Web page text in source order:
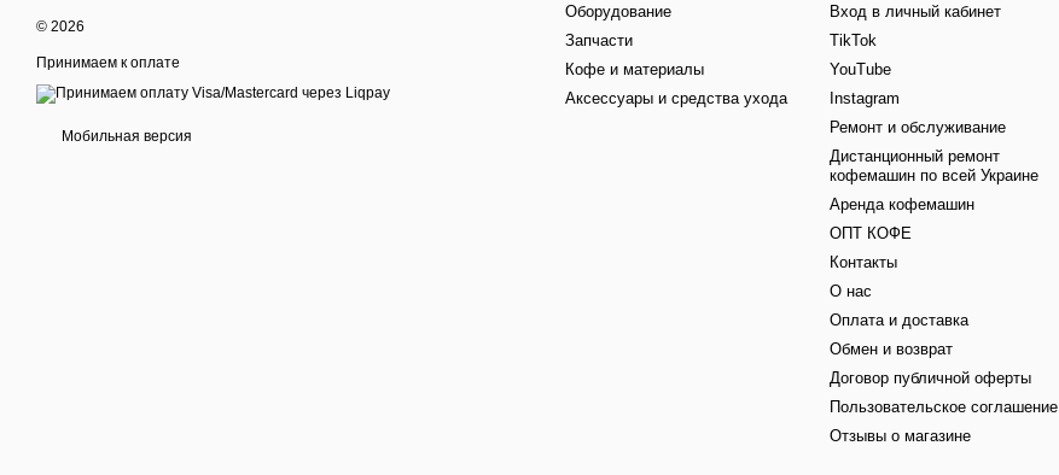
© 2026
Принимаем к оплате
Мобильная версия
Оборудование
Запчасти
Кофе и материалы
Аксессуары и средства ухода
Вход в личный кабинет
TikTok
YouTube
Instagram
Ремонт и обслуживание
Дистанционный ремонт
кофемашин по всей Украине
Аренда кофемашин
ОПТ КОФЕ
Контакты
О нас
Оплата и доставка
Обмен и возврат
Договор публичной оферты
Пользовательское соглашение
Отзывы о магазине